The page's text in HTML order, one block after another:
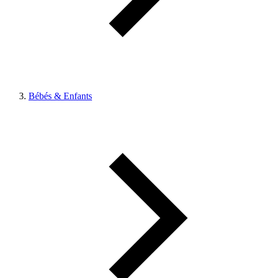
Bébés & Enfants